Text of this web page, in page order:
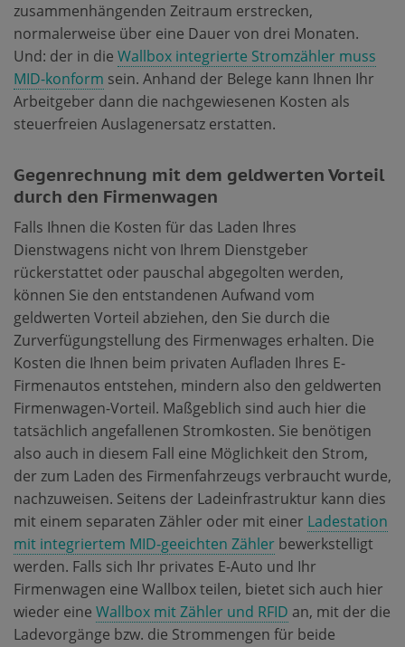
zusammenhängenden Zeitraum erstrecken,
normalerweise über eine Dauer von drei Monaten.
Und: der in die Wallbox integrierte Stromzähler muss
MID-konform sein. Anhand der Belege kann Ihnen Ihr
Arbeitgeber dann die nachgewiesenen Kosten als
steuerfreien Auslagenersatz erstatten.
Gegenrechnung mit dem geldwerten Vorteil
durch den Firmenwagen
Falls Ihnen die Kosten für das Laden Ihres
Dienstwagens nicht von Ihrem Dienstgeber
rückerstattet oder pauschal abgegolten werden,
können Sie den entstandenen Aufwand vom
geldwerten Vorteil abziehen, den Sie durch die
Zurverfügungstellung des Firmenwages erhalten. Die
Kosten die Ihnen beim privaten Aufladen Ihres E-
Firmenautos entstehen, mindern also den geldwerten
Firmenwagen-Vorteil. Maßgeblich sind auch hier die
tatsächlich angefallenen Stromkosten. Sie benötigen
also auch in diesem Fall eine Möglichkeit den Strom,
der zum Laden des Firmenfahrzeugs verbraucht wurde,
nachzuweisen. Seitens der Ladeinfrastruktur kann dies
mit einem separaten Zähler oder mit einer Ladestation
mit integriertem MID-geeichten Zähler bewerkstelligt
werden. Falls sich Ihr privates E-Auto und Ihr
Firmenwagen eine Wallbox teilen, bietet sich auch hier
wieder eine Wallbox mit Zähler und RFID an, mit der die
Ladevorgänge bzw. die Strommengen für beide